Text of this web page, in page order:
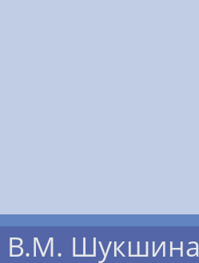
В.М. Шукшина